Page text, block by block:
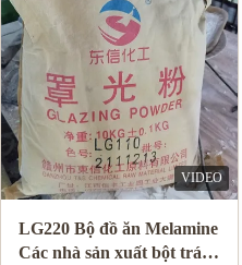
VIDEO
LG220 Bộ đồ ăn Melamine
Các nhà sản xuất bột tráng